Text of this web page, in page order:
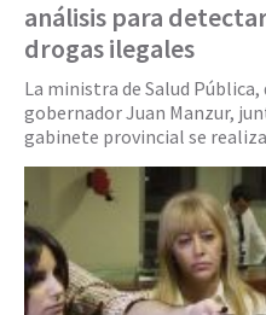
análisis para
drogas ilegales
La ministra de Salud
gobernador Juan Manzur,
gabinete provincial se